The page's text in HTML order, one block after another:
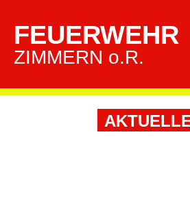
FEUERWEHR
ZIMMERN o.R.